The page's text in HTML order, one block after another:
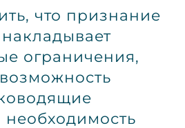
что признание
ограничения,